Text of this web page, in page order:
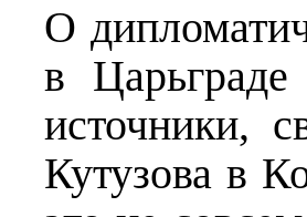
О
в
источники,
Кутузова в